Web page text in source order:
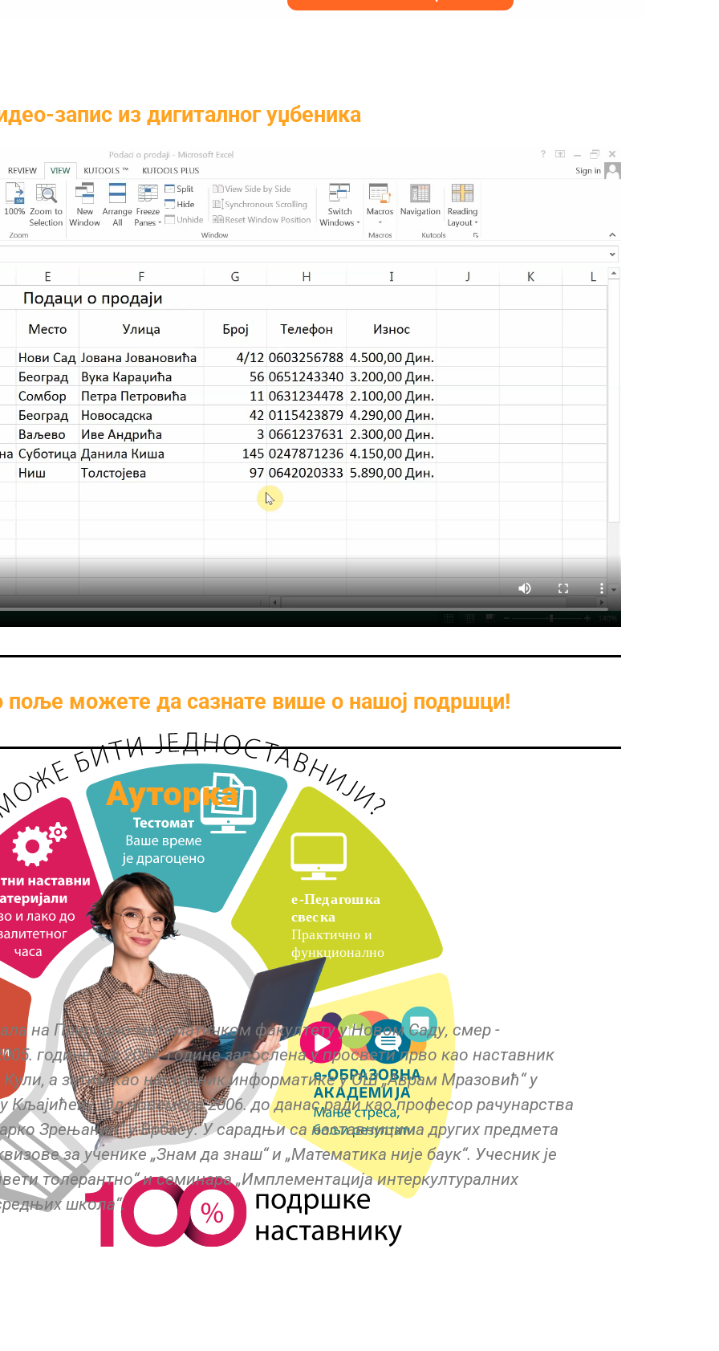
запис из дигиталног уџбеника
поље можете да сазнате више о нашој подршци!
Ауторка
на Природно-матeматичком факултeту у Новом Саду, смeр -
године. Од 2004. године запослена у просвети прво као наставник
а затим као наставник информатикe у ОШ „Аврам Мразовић“ у
Од новeмбра 2006. до данас ради као профeсор рачунарства
Зрeњанин“ у Врбасу. У сарадњи са наставницима других предмета
за ученике „Знам да знаш“ и „Математика није баук“. Учесник је
толерантно“ и семинара „Имплементација интеркултуралних
школа“.